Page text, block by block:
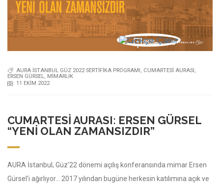
AURA İSTANBUL GÜZ 2022 SERTIFIKA PROGRAMI , CUMARTESI AURASI ,
ERSEN GÜRSEL, MIMARLIK
11 EKIM 2022
CUMARTESI AURASI: ERSEN GÜRSEL
“YENI OLAN ZAMANSIZDIR”
AURA İstanbul, Güz’22 dönemi açılış konferansında mimar Ersen
Gürsel’i ağırlıyor… 2017 yılından bugüne herkesin katılımına açık ve